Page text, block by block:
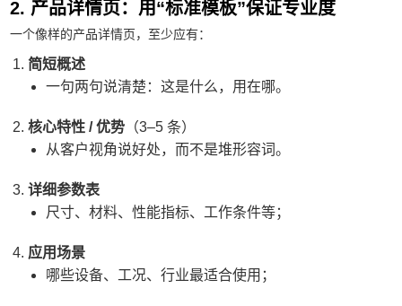
2. 产品详情页：用“标准模板”保证专业度
一个像样的产品详情页，至少应有：
简短概述
一句两句说清楚：这是什么，用在哪。
核心特性 / 优势 （3–5 条）
从客户视角说好处，而不是堆形容词。
详细参数表
尺寸、材料、性能指标、工作条件等；
应用场景
哪些设备、工况、行业最适合使用；